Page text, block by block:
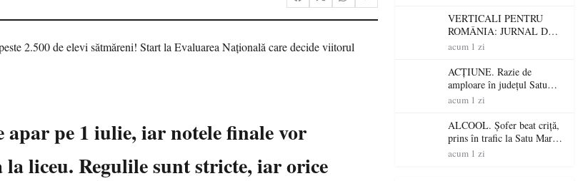
apar pe 1 iulie, iar notele finale vor
liceu. Regulile sunt stricte, iar orice
verificate
VERTICALI PENTRU
ROMÂNIA: JURNAL DE
CĂLĂTORIE FIJET
acum 1 zi
ACȚIUNE. Razie de
amploare în județul Satu
Mare! Polițiștii au dat sute
șoferi fără permis într-o
singură zi
acum 1 zi
ALCOOL. Șofer beat criță,
prins în trafic la Satu Mare!
Alcoolemie uriașă
acum 1 zi